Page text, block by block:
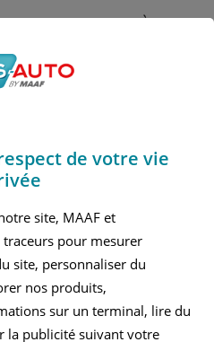
Rechercher À propos
d'assurance auto MAAF
benz
C180
MERCEDES BENZ C180 1 COUPÉ
MERCEDES BENZ C180 1 BERLINE
MERCEDES BENZ C180 1 BREAK
MERCEDES BENZ C180 3 COUPÉ
de votre vie
site, MAAF et
pour mesurer
site, personnaliser du
nos produits,
sur un terminal, lire du
la publicité suivant votre